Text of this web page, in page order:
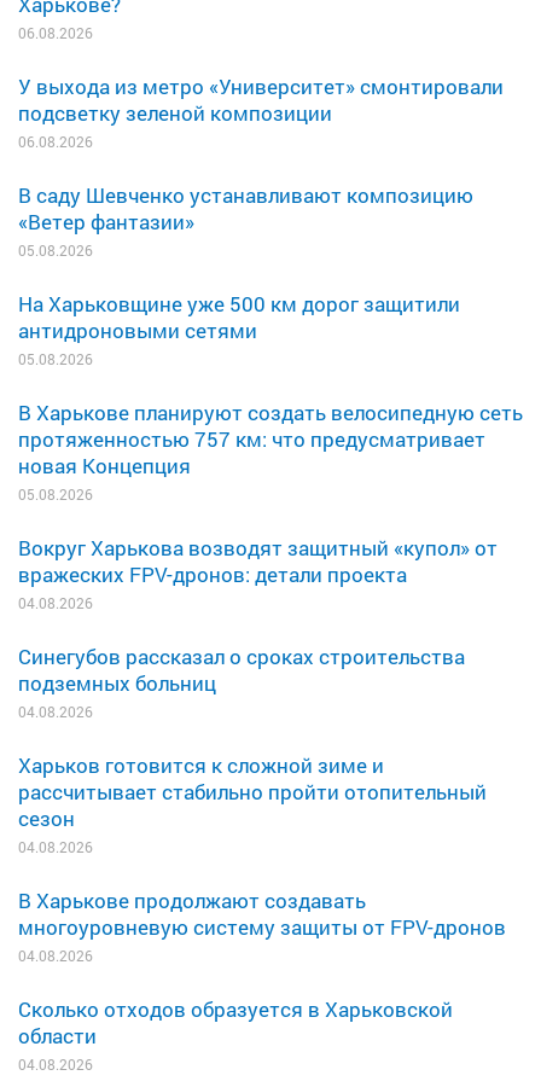
06.08.2026
У выхода из метро «Университет» смонтировали
подсветку зеленой композиции
06.08.2026
В саду Шевченко устанавливают композицию
«Ветер фантазии»
05.08.2026
На Харьковщине уже 500 км дорог защитили
антидроновыми сетями
05.08.2026
В Харькове планируют создать велосипедную сеть
протяженностью 757 км: что предусматривает
новая Концепция
05.08.2026
Вокруг Харькова возводят защитный «купол» от
вражеских FPV-дронов: детали проекта
04.08.2026
Синегубов рассказал о сроках строительства
подземных больниц
04.08.2026
Харьков готовится к сложной зиме и
рассчитывает стабильно пройти отопительный
сезон
04.08.2026
В Харькове продолжают создавать
многоуровневую систему защиты от FPV-дронов
04.08.2026
Сколько отходов образуется в Харьковской
области
04.08.2026